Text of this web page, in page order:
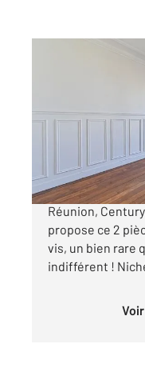
352
Situé à quelques
Réunion,
propose ce 2
vis, un bien rare
indifférent !